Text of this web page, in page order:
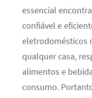
essencial
confiável e
eletrodomésticos
qualquer casa,
alimentos e
consumo.